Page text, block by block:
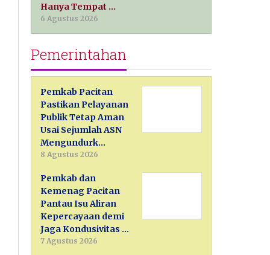
Hanya Tempat …
6 Agustus 2026
Pemerintahan
Pemkab Pacitan
Pastikan Pelayanan
Publik Tetap Aman
Usai Sejumlah ASN
Mengundurk…
8 Agustus 2026
Pemkab dan
Kemenag Pacitan
Pantau Isu Aliran
Kepercayaan demi
Jaga Kondusivitas …
7 Agustus 2026